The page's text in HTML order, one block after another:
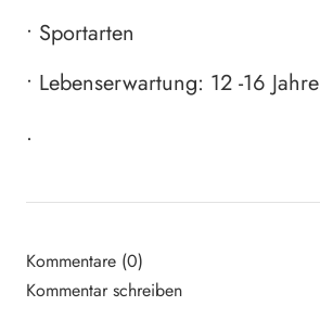
• Sportarten
• Lebenserwartung: 12 -16 Jahre
.
Kommentare (0)
Kommentar schreiben